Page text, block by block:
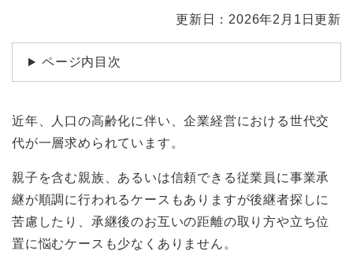
文
更新日：2026年2月1日更新
ページ内目次
近年、人口の高齢化に伴い、企業経営における世代交
代が一層求められています。
親子を含む親族、あるいは信頼できる従業員に事業承
継が順調に行われるケースもありますが後継者探しに
苦慮したり、承継後のお互いの距離の取り方や立ち位
置に悩むケースも少なくありません。